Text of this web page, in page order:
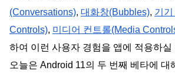
(Conversations), 대화창(Bubbles), 기
Controls), 미디어 컨트롤(Media
하여 이런 사용자 경험을 앱에 적용하실
오늘은 Android 11의 두 번째 베타에 대